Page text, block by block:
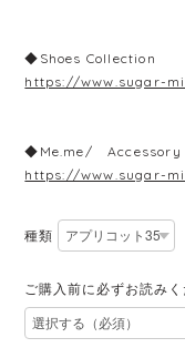
◆Shoes Collection
https://www.sugar-
◆Me.me/
https://www.sugar-
種類
ご購入前に必ずお読み